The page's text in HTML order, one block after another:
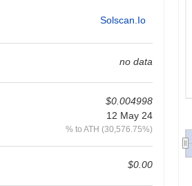
Solscan.io
no data
$0.004998
12 May 24
% to ATH (30,576.75%)
$0.00